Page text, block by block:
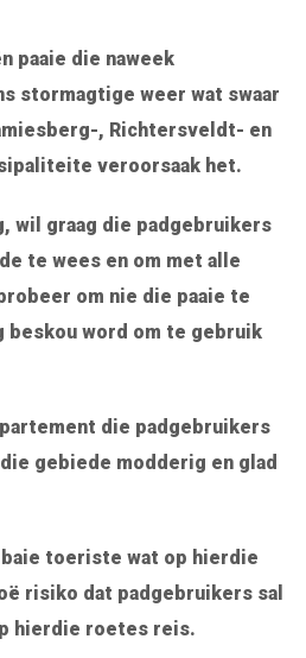
paaie die naweek
stormagtige weer wat swaar
, Richtersveldt- en
veroorsaak het.
wil graag die padgebruikers
te wees en om met alle
om nie die paaie te
beskou word om te gebruik
die padgebruikers
gebiede modderig en glad
baie toeriste wat op hierdie
risiko dat padgebruikers sal
hierdie roetes reis.